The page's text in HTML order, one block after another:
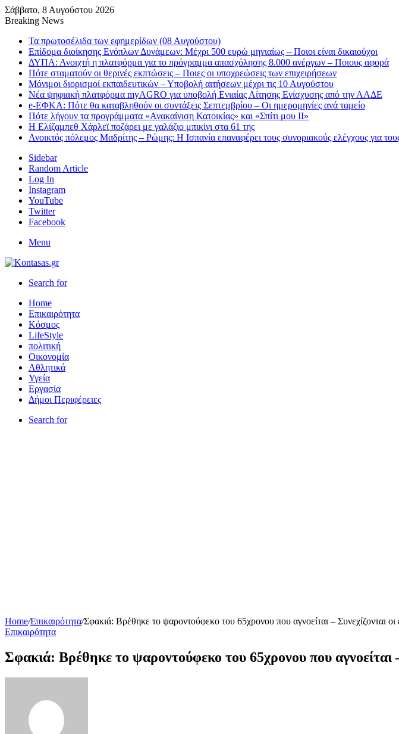
Σάββατο, 8 Αυγούστου 2026
Breaking News
Τα πρωτοσέλιδα των εφημερίδων (08 Αυγούστου)
Επίδομα διοίκησης Ενόπλων Δυνάμεων: Μέχρι 500 ευρώ μηνιαίως – Ποιοι είναι δικαιούχοι
ΔΥΠΑ: Ανοιχτή η πλατφόρμα για το πρόγραμμα απασχόλησης 8.000 ανέργων – Ποιους αφορά
Πότε σταματούν οι θερινές εκπτώσεις – Ποιες οι υποχρεώσεις των επιχειρήσεων
Μόνιμοι διορισμοί εκπαιδευτικών – Υποβολή αιτήσεων μέχρι τις 10 Αυγούστου
Νέα ψηφιακή πλατφόρμα myAGRO για υποβολή Ενιαίας Αίτησης Ενίσχυσης από την ΑΑΔΕ
e-ΕΦΚΑ: Πότε θα καταβληθούν οι συντάξεις Σεπτεμβρίου – Οι ημερομηνίες ανά ταμείο
Πότε λήγουν τα προγράμματα «Ανακαίνιση Κατοικίας» και «Σπίτι μου ΙΙ»
Η Ελίζαμπεθ Χάρλεϊ ποζάρει με γαλάζιο μπικίνι στα 61 της
Ανοικτός πόλεμος Μαδρίτης – Ρώμης: Η Ισπανία επαναφέρει τους συνοριακούς ελέγχους για
Sidebar
Random Article
Log In
Instagram
YouTube
Twitter
Facebook
Menu
Search for
Home
Επικαιρότητα
Κόσμος
LifeStyle
πολιτική
Οικονομία
Αθλητικά
Υγεία
Εργασία
Δήμοι Περιφέρειες
Search for
Home/Επικαιρότητα/Σφακιά: Βρέθηκε το ψαροντούφεκο του 65χρονου που αγνοείται – Συνεχίζονται οι
Επικαιρότητα
Σφακιά: Βρέθηκε το ψαροντούφεκο του 65χρονου που αγνοείται –